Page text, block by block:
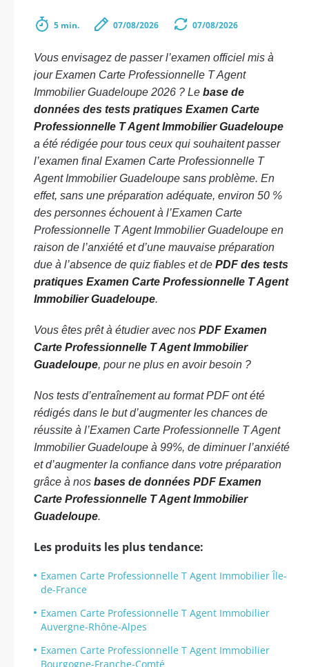
5 min. 07/08/2026 07/08/2026
Vous envisagez de passer l’examen officiel mis à
jour Examen Carte Professionnelle T Agent
Immobilier Guadeloupe 2026 ? Le base de
données des tests pratiques Examen Carte
Professionnelle T Agent Immobilier Guadeloupe
a été rédigée pour tous ceux qui souhaitent passer
l’examen final Examen Carte Professionnelle T
Agent Immobilier Guadeloupe sans problème. En
effet, sans une préparation adéquate, environ 50 %
des personnes échouent à l’Examen Carte
Professionnelle T Agent Immobilier Guadeloupe en
raison de l’anxiété et d’une mauvaise préparation
due à l’absence de quiz fiables et de PDF des tests
pratiques Examen Carte Professionnelle T Agent
Immobilier Guadeloupe.
Vous êtes prêt à étudier avec nos PDF Examen
Carte Professionnelle T Agent Immobilier
Guadeloupe, pour ne plus en avoir besoin ?
Nos tests d’entraînement au format PDF ont été
rédigés dans le but d’augmenter les chances de
réussite à l’Examen Carte Professionnelle T Agent
Immobilier Guadeloupe à 99%, de diminuer l’anxiété
et d’augmenter la confiance dans votre préparation
grâce à nos bases de données PDF Examen
Carte Professionnelle T Agent Immobilier
Guadeloupe.
Les produits les plus tendance:
Examen Carte Professionnelle T Agent Immobilier Île-
de-France
Examen Carte Professionnelle T Agent Immobilier
Auvergne-Rhône-Alpes
Examen Carte Professionnelle T Agent Immobilier
Bourgogne-Franche-Comté